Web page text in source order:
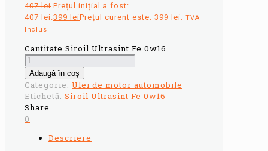
407lei Prețul inițial a fost:
407 lei.399 leiPrețul curent este: 399 lei. TVA
Inclus
Cantitate Siroil Ultrasint Fe 0w16
Adaugă în coș
Categorie: Ulei de motor automobile
Etichetă: Siroil Ultrasint Fe 0w16
Share
0
Descriere